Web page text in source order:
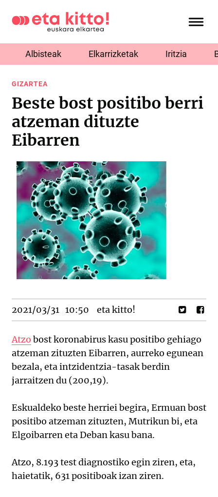
Albisteak Elkarrizketak Iritzia
GIZARTEA
Beste bost positibo berri
atzeman dituzte
Eibarren
2021/03/31 10:50 eta kitto!
Atzo bost koronabirus kasu positibo gehiago
atzeman zituzten Eibarren, aurreko egunean
bezala, eta intzidentzia-tasak berdin
jarraitzen du (200,19).
Eskualdeko beste herriei begira, Ermuan bost
positibo atzeman zituzten, Mutrikun bi, eta
Elgoibarren eta Deban kasu bana.
Atzo, 8.193 test diagnostiko egin ziren, eta,
haietatik, 631 positiboak izan ziren.